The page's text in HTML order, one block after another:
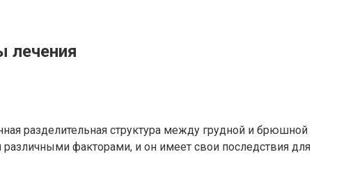
лечения
разделительная структура между грудной и брюшной
факторами, и он имеет свои последствия для